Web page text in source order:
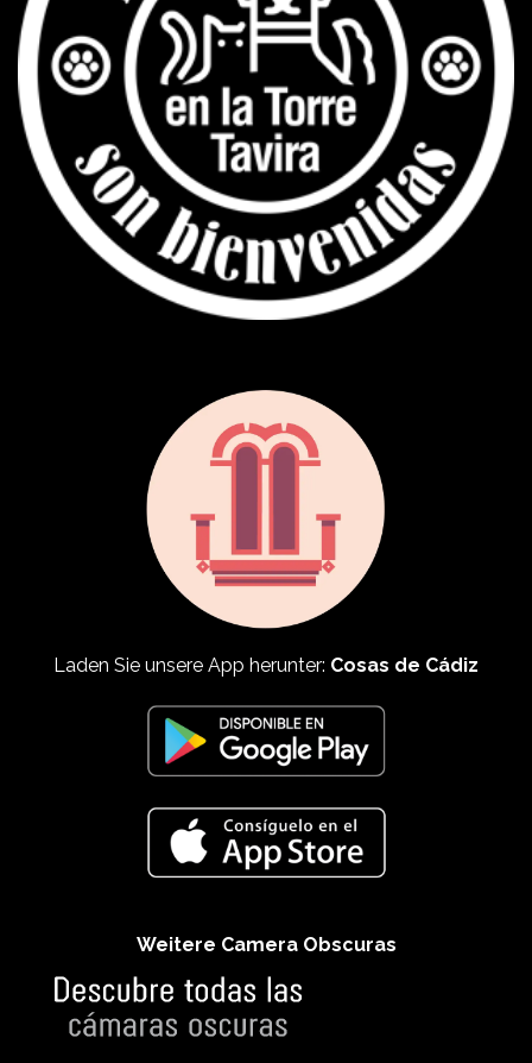
Laden Sie unsere App herunter: Cosas de Cádiz
Weitere Camera Obscuras